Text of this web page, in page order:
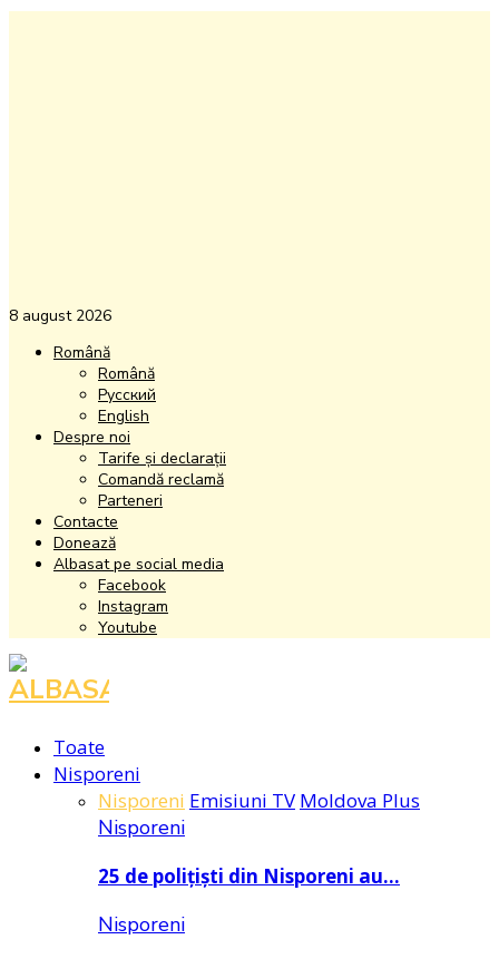
8 august 2026
Română
Română
Русский
English
Despre noi
Tarife și declarații
Comandă reclamă
Parteneri
Contacte
Donează
Albasat pe social media
Facebook
Instagram
Youtube
Facebook
Instagram
Youtube
Toate
Nisporeni
Nisporeni Emisiuni TV Moldova Plus
Nisporeni
25 de polițiști din Nisporeni au…
Nisporeni